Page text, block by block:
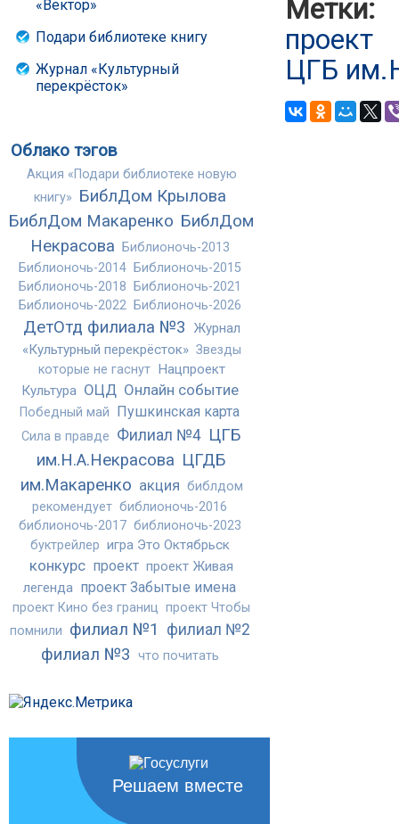
«Вектор»
Подари библиотеке книгу
Журнал «Культурный
перекрёсток»
Облако тэгов
Акция «Подари библиотеке новую
книгу» БиблДом Крылова
БиблДом Макаренко БиблДом
Некрасова
Библионочь-2013
Библионочь-2014
Библионочь-2015
Библионочь-2018
Библионочь-2021
Библионочь-2022
Библионочь-2026
ДетОтд филиала №3
Журнал
«Культурный перекрёсток» Звезды
которые не гаснут Нацпроект
Культура ОЦД Онлайн событие
Победный май Пушкинская карта
Сила в правде Филиал №4 ЦГБ
им.Н.А.Некрасова ЦГДБ
им.Макаренко акция библдом
рекомендует библионочь-2016
библионочь-2017 библионочь-2023
буктрейлер игра Это Октябрьск
конкурс проект проект Живая
легенда проект Забытые имена
проект Кино без границ проект Чтобы
помнили филиал №1 филиал №2
филиал №3 что почитать
Решаем вместе
Метки:
проект
ЦГБ